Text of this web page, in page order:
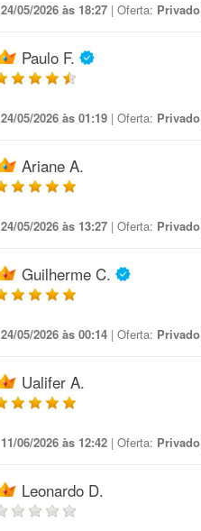
24/05/2026 às 18:27 | Oferta: Privado
Paulo F.
24/05/2026 às 01:19 | Oferta: Privado
Ariane A.
24/05/2026 às 13:27 | Oferta: Privado
Guilherme C.
24/05/2026 às 00:14 | Oferta: Privado
Ualifer A.
11/06/2026 às 12:42 | Oferta: Privado
Leonardo D.